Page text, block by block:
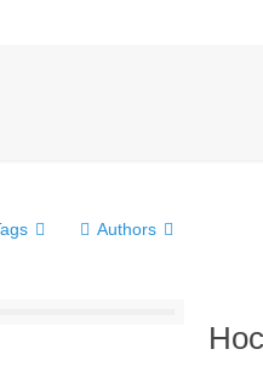
Authors